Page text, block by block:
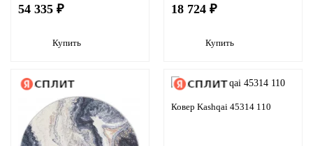
54 335 ₽
Купить
18 724 ₽
Купить
Ковер Kashqai 45314 110